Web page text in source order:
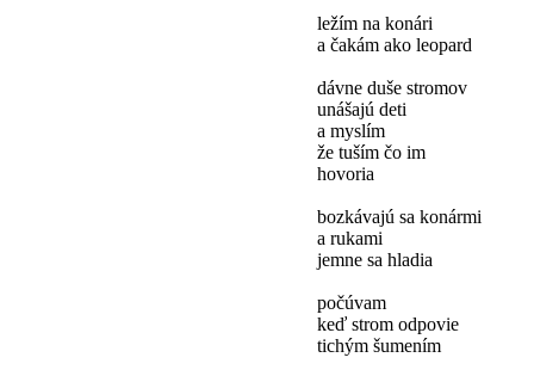
ležím na konári
a čakám ako leopard
dávne duše stromov
unášajú deti
a myslím
že tuším čo im
hovoria
bozkávajú sa konármi
a rukami
jemne sa hladia
počúvam
keď strom odpovie
tichým šumením